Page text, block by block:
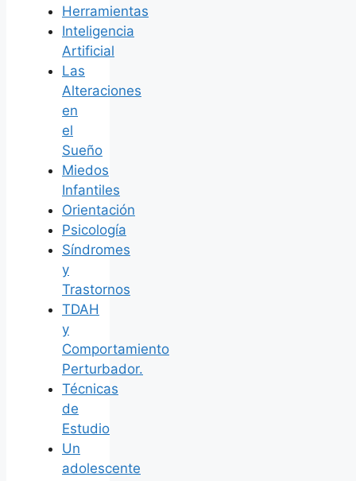
Herramientas
Inteligencia
Artificial
Las
Alteraciones
en
el
Sueño
Miedos
Infantiles
Orientación
Psicología
Síndromes
y
Trastornos
TDAH
y
Comportamiento
Perturbador.
Técnicas
de
Estudio
Un
adolescente